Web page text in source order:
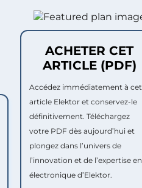
ACHETER CET
ARTICLE (PDF)
Accédez immédiatement à cet
article Elektor et conservez-le
définitivement. Téléchargez
votre PDF dès aujourd’hui et
plongez dans l’univers de
l’innovation et de l’expertise en
électronique d’Elektor.